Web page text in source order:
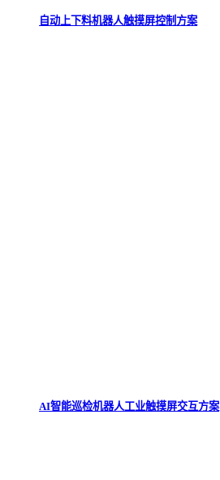
自动上下料机器人触摸屏控制方案
AI智能巡检机器人工业触摸屏交互方案